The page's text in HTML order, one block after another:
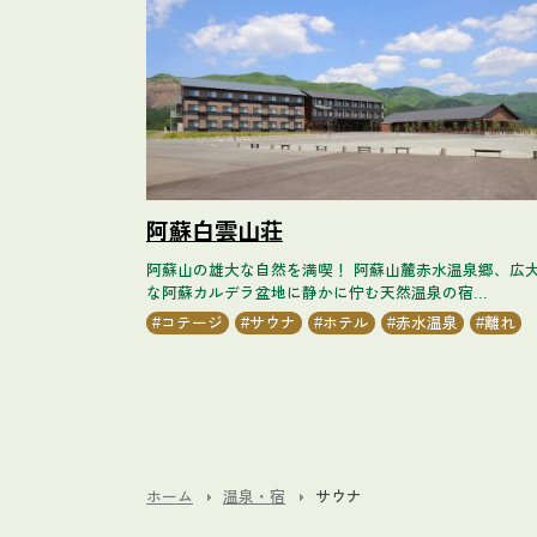
阿蘇白雲山荘
阿蘇山の雄大な自然を満喫！ 阿蘇山麓赤水温泉郷、広
な阿蘇カルデラ盆地に静かに佇む天然温泉の宿...
コテージ
サウナ ホテル 赤水温泉 離れ
ホーム 温泉・宿 サウナ